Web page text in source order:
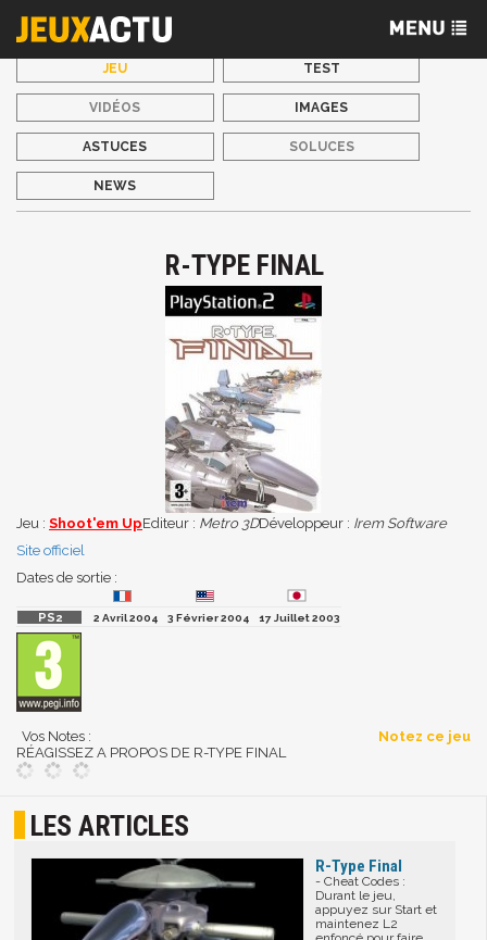
JEU TEST
VIDÉOS IMAGES
ASTUCES SOLUCES
NEWS
R-TYPE FINAL
Jeu : Shoot'em UpEditeur : Metro 3DDéveloppeur : Irem Software
Site officiel
Dates de sortie :
2 Avril 2004 3 Février 2004 17 Juillet 2003
Vos Notes :
Notez ce jeu
RÉAGISSEZ A PROPOS DE R-TYPE FINAL
LES ARTICLES
R-Type Final
- Cheat Codes :
Durant le jeu,
appuyez sur Start et
maintenez L2